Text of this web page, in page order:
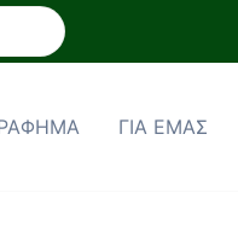
ΓΙΑ ΕΜΑΣ